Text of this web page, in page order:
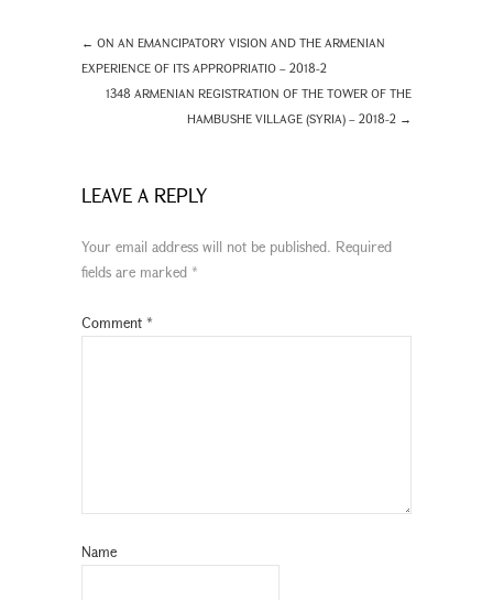
← ON AN EMANCIPATORY VISION AND THE ARMENIAN
EXPERIENCE OF ITS APPROPRIATIO – 2018-2
1348 ARMENIAN REGISTRATION OF THE TOWER OF THE
HAMBUSHE VILLAGE (SYRIA) – 2018-2 →
LEAVE A REPLY
Your email address will not be published. Required
fields are marked *
Comment *
Name